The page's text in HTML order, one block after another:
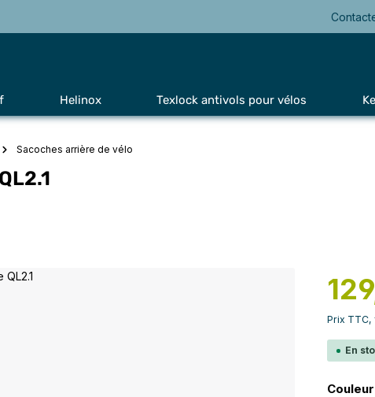
Helinox Texlock antivols pour vélos
Sacoches arrière de vélo
Prix TTC,
En
Couleur